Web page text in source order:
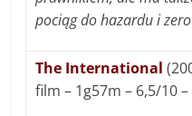
pociąg do hazardu i
The International
film – 1g57m – 6,5/10